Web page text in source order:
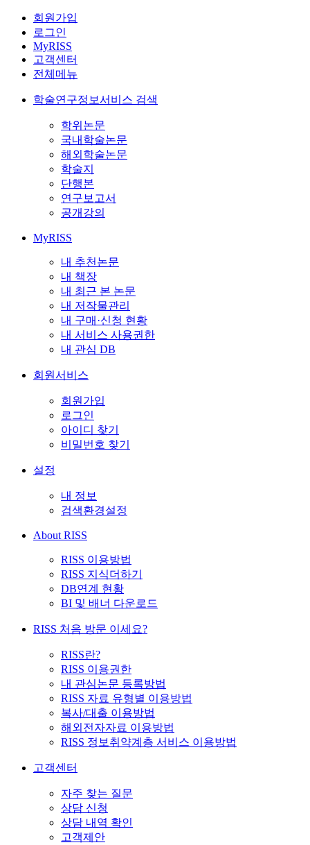
회원가입
로그인
MyRISS
고객센터
전체메뉴
학술연구정보서비스 검색
학위논문
국내학술논문
해외학술논문
학술지
단행본
연구보고서
공개강의
MyRISS
내 추천논문
내 책장
내 최근 본 논문
내 저작물관리
내 구매·신청 현황
내 서비스 사용권한
내 관심 DB
회원서비스
회원가입
로그인
아이디 찾기
비밀번호 찾기
설정
내 정보
검색환경설정
About RISS
RISS 이용방법
RISS 지식더하기
DB연계 현황
BI 및 배너 다운로드
RISS 처음 방문 이세요?
RISS란?
RISS 이용권한
내 관심논문 등록방법
RISS 자료 유형별 이용방법
복사/대출 이용방법
해외전자자료 이용방법
RISS 정보취약계층 서비스 이용방법
고객센터
자주 찾는 질문
상담 신청
상담 내역 확인
고객제안